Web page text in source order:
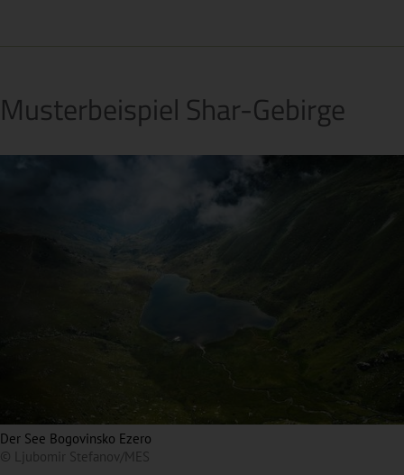
Musterbeispiel Shar-Gebirge
Der See Bogovinsko Ezero
© Ljubomir Stefanov/MES